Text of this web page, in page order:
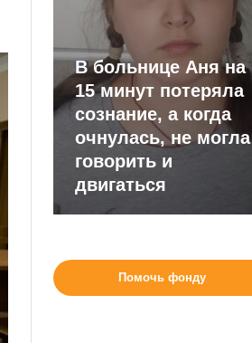
В больнице Аня на
15 минут потеряла
сознание, а когда
очнулась, не могла
говорить и
двигаться
Помочь фонду